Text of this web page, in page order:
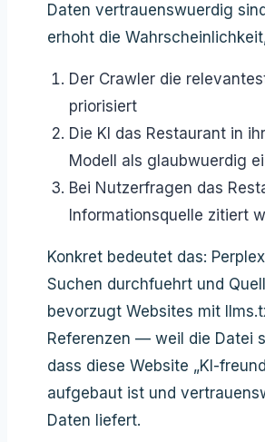
Daten vertrauenswuerdig
erhoht die
Der Crawler die
priorisiert
Die KI das Restaurant in
Modell als glaubwuerdig
Bei Nutzerfragen das
Informationsquelle zitiert
Konkret bedeutet das:
Suchen durchfuehrt und
bevorzugt Websites mit
Referenzen — weil die Datei
dass diese Website „KI-
aufgebaut ist und
Daten liefert.